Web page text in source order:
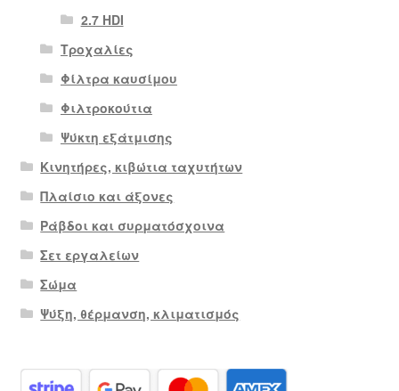
2.7 HDI
Τροχαλίες
Φίλτρα καυσίμου
Φιλτροκούτια
Ψύκτη εξάτμισης
Κινητήρες, κιβώτια ταχυτήτων
Πλαίσιο και άξονες
Ράβδοι και συρματόσχοινα
Σετ εργαλείων
Σώμα
Ψύξη, θέρμανση, κλιματισμός